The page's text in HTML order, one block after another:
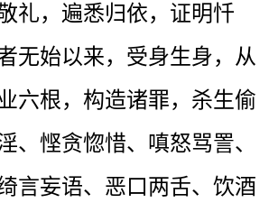
礼，遍悉归依，证明忏
无始以来，受身生身，从
六根，构造诸罪，杀生偷
、悭贪惚惜、嗔怒骂詈、
言妄语、恶口两舌、饮酒